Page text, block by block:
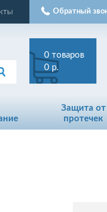
Обратный
0 товаров
0 р.
Защита от
протечек